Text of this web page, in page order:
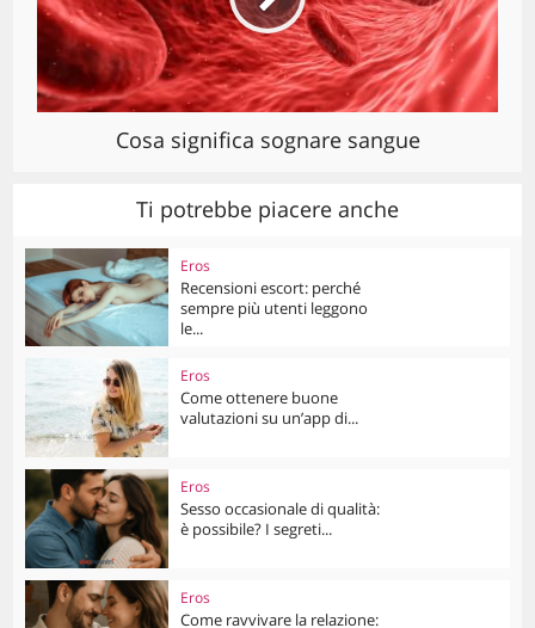
Cosa significa sognare sangue
Ti potrebbe piacere anche
Eros
Recensioni escort: perché
sempre più utenti leggono
le...
Eros
Come ottenere buone
valutazioni su un’app di...
Eros
Sesso occasionale di qualità:
è possibile? I segreti...
Eros
Come ravvivare la relazione: